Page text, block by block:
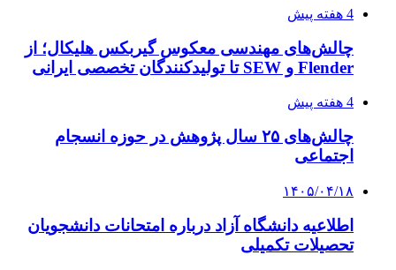
4 هفته پیش
چالش‌های مهندسی معکوس گیربکس هلیکال؛ از
Flender و SEW تا تولیدکنندگان تخصصی ایرانی
4 هفته پیش
چالش‌های ۲۵ سال پژوهش در حوزه انسجام
اجتماعی
۱۴۰۵/۰۴/۱۸
اطلاعیه دانشگاه آزاد درباره امتحانات دانشجویان
تحصیلات تکمیلی